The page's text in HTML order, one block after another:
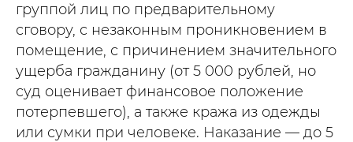
группой лиц по предварительному
сговору, с незаконным проникновением в
помещение, с причинением значительного
ущерба гражданину (от 5 000 рублей, но
суд оценивает финансовое положение
потерпевшего), а также кража из одежды
или сумки при человеке. Наказание — до 5